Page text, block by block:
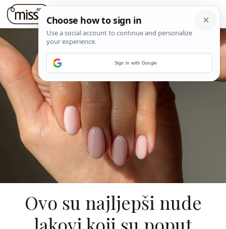
Ovo su najljepši nude
Sign in with Google